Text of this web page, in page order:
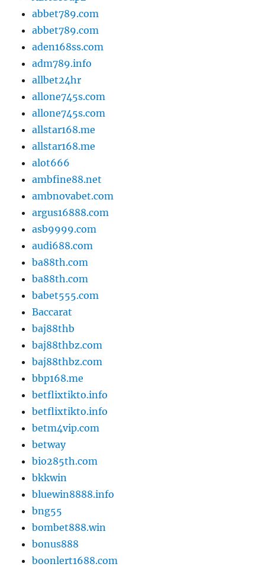
abbet789.com
abbet789.com
aden168ss.com
adm789.info
allbet24hr
allone745s.com
allone745s.com
allstar168.me
allstar168.me
alot666
ambfine88.net
ambnovabet.com
argus16888.com
asb9999.com
audi688.com
ba88th.com
ba88th.com
babet555.com
Baccarat
baj88thb
baj88thbz.com
baj88thbz.com
bbp168.me
betflixtikto.info
betflixtikto.info
betm4vip.com
betway
bio285th.com
bkkwin
bluewin8888.info
bng55
bombet888.win
bonus888
boonlert1688.com